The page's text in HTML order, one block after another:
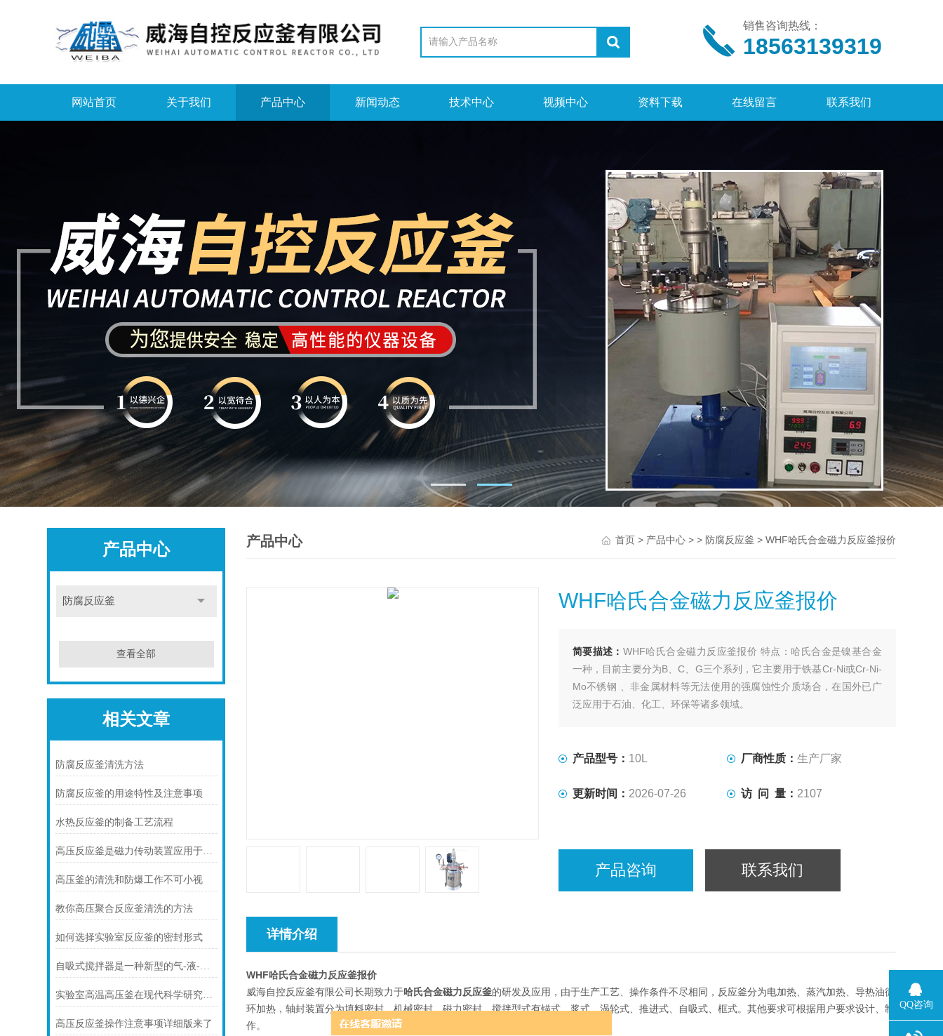
销售咨询热线：
18563139319
网站首页 关于我们 产品中心 新闻动态 技术中心 视频中心 资料下载 在线留言 联系我们
产品中心
防腐反应釜
查看全部
相关文章
防腐反应釜清洗方法
防腐反应釜的用途特性及注意事项
水热反应釜的制备工艺流程
高压反应釜是磁力传动装置应用于反应设备的典型创新
高压釜的清洗和防爆工作不可小视
教你高压聚合反应釜清洗的方法
如何选择实验室反应釜的密封形式
自吸式搅拌器是一种新型的气-液-固三相立式搅拌装置
实验室高温高压釜在现代科学研究中的重要性
高压反应釜操作注意事项详细版来了
产品中心 首页> 产品中心> > 防腐反应釜 > WHF哈氏合金磁力反应釜报价
WHF哈氏合金磁力反应釜报价
简要描述： WHF哈氏合金磁力反应釜报价 特点：哈氏合金是镍基合金
一种，目前主要分为B、C、G三个系列，它主要用于铁基Cr-Ni或Cr-Ni-
Mo不锈钢 、非金属材料等无法使用的强腐蚀性介质场合，在国外已广
泛应用于石油、化工、环保等诸多领域。
产品型号： 10L 厂商性质：生产厂家
更新时间： 2026-07-26 访 问 量： 2107
产品咨询 联系我们
详情介绍
WHF哈氏合金磁力反应釜报价
威海自控反应釜有限公司长期致力于哈氏合金磁力反应釜的研发及应用，由于生产工艺、操作条件不尽相同，反应釜分为电加热、蒸汽加热、导热油循
环加热，轴封装置分为填料密封、机械密封、磁力密封。搅拌型式有锚式、浆式、涡轮式、推进式、自吸式、框式。其他要求可根据用户要求设计、制
作。
QQ咨询